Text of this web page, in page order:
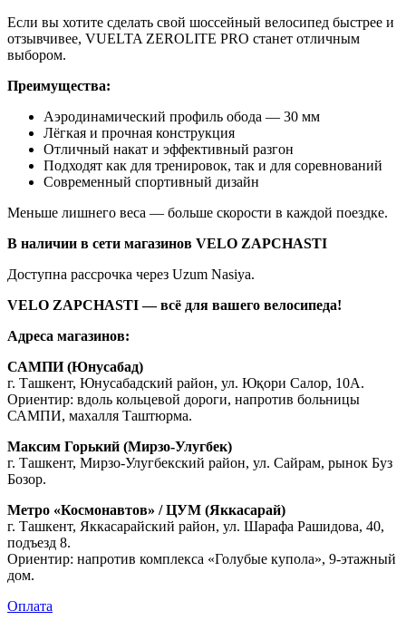
Если вы хотите сделать свой шоссейный велосипед быстрее и
отзывчивее, VUELTA ZEROLITE PRO станет отличным
выбором.
Преимущества:
Аэродинамический профиль обода — 30 мм
Лёгкая и прочная конструкция
Отличный накат и эффективный разгон
Подходят как для тренировок, так и для соревнований
Современный спортивный дизайн
Меньше лишнего веса — больше скорости в каждой поездке.
В наличии в сети магазинов VELO ZAPCHASTI
Доступна рассрочка через Uzum Nasiya.
VELO ZAPCHASTI — всё для вашего велосипеда!
Адреса магазинов:
САМПИ (Юнусабад)
г. Ташкент, Юнусабадский район, ул. Юқори Салор, 10А.
Ориентир: вдоль кольцевой дороги, напротив больницы
САМПИ, махалля Таштюрма.
Максим Горький (Мирзо-Улугбек)
г. Ташкент, Мирзо-Улугбекский район, ул. Сайрам, рынок Буз
Бозор.
Метро «Космонавтов» / ЦУМ (Яккасарай)
г. Ташкент, Яккасарайский район, ул. Шарафа Рашидова, 40,
подъезд 8.
Ориентир: напротив комплекса «Голубые купола», 9-этажный
дом.
Оплата